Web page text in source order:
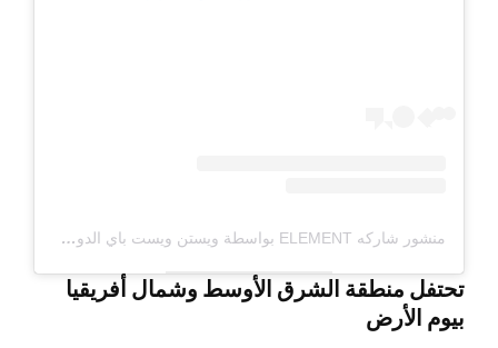
منشور شاركه ELEMENT بواسطة ويستن ويست باي الدوحة (@ELEMENTWESTBAYDOHA)
تحتفل منطقة الشرق الأوسط وشمال أفريقيا
بيوم الأرض